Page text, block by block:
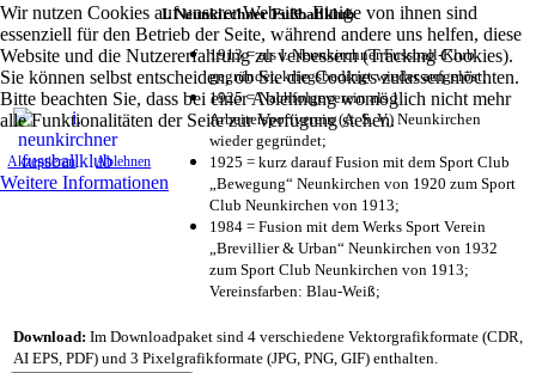
Wir nutzen Cookies auf unserer Website. Einige von ihnen sind
essenziell für den Betrieb der Seite, während andere uns helfen, diese
Website und die Nutzererfahrung zu verbessern (Tracking Cookies).
Sie können selbst entscheiden, ob Sie die Cookies zulassen möchten.
Bitte beachten Sie, dass bei einer Ablehnung womöglich nicht mehr
alle Funktionalitäten der Seite zur Verfügung stehen.
Akzeptieren Ablehnen
Weitere Informationen
I. Neunkirchner Fußballklub
1913 = als I. Neunkirchner Fussball-Klub
gegründet, kriegsbedingt wieder aufgelöst;
1925 = Nachfolgeverein als 1.
Arbeitersportverein (A. S. V.) Neunkirchen
wieder gegründet;
1925 = kurz darauf Fusion mit dem Sport Club
„Bewegung“ Neunkirchen von 1920 zum Sport
Club Neunkirchen von 1913;
1984 = Fusion mit dem Werks Sport Verein
„Brevillier & Urban“ Neunkirchen von 1932
zum Sport Club Neunkirchen von 1913;
Vereinsfarben: Blau-Weiß;
Download: Im Downloadpaket sind 4 verschiedene Vektorgrafikformate (CDR,
AI EPS, PDF) und 3 Pixelgrafikformate (JPG, PNG, GIF) enthalten.